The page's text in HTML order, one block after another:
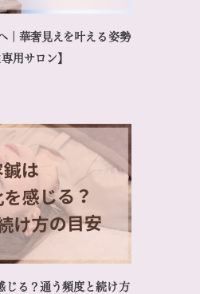
｜華奢見えを叶える姿勢
用サロン】
じる？通う頻度と続け方